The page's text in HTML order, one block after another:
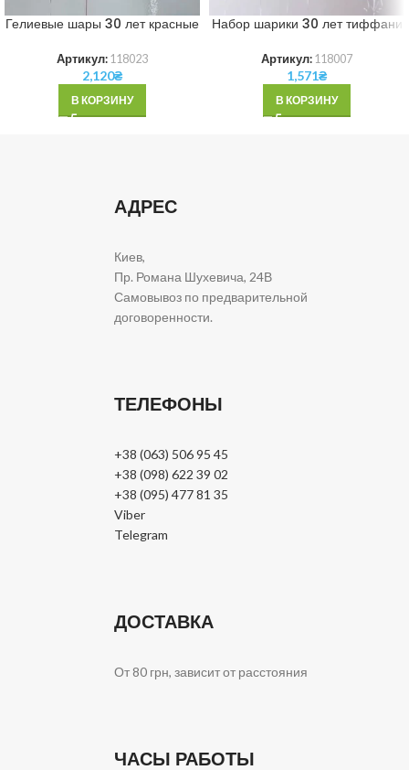
Гелиевые шары 30 лет красные
Артикул: 118023
2,120₴
В КОРЗИНУ
Набор шарики 30 лет тиффани
Артикул: 118007
1,571₴
В КОРЗИНУ
АДРЕС
Киев,
Пр. Романа Шухевича, 24В
Самовывоз по предварительной
договоренности.
ТЕЛЕФОНЫ
+38 (063) 506 95 45
+38 (098) 622 39 02
+38 (095) 477 81 35
Viber
Telegram
ДОСТАВКА
От 80 грн, зависит от расстояния
ЧАСЫ РАБОТЫ